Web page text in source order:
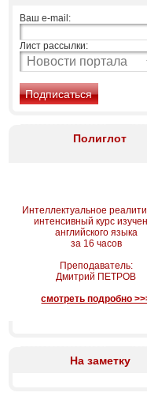
Ваш e-mail:
Лист рассылки:
Полиглот
Интеллектуальное
интенсивный курс
английского языка
за 16 часов
Преподаватель:
Дмитрий ПЕТРОВ
смотреть подробно
На заметку